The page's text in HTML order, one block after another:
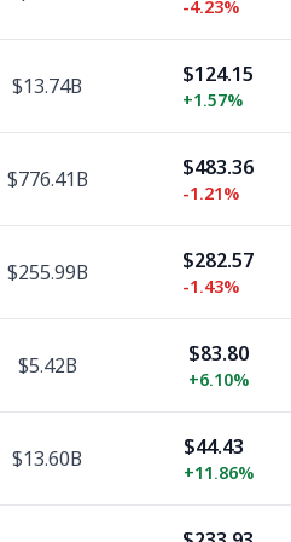
-4.23%
$124.15
+1.57%
$13.74B
$483.36
-1.21%
$776.41B
$282.57
-1.43%
$255.99B
$83.80
+6.10%
$5.42B
$44.43
+11.86%
$13.60B